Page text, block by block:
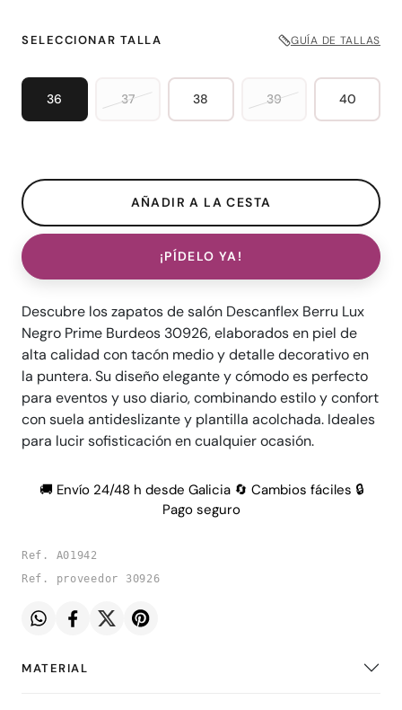
SELECCIONAR TALLA GUÍA DE TALLAS
36 37 38 39 40
¡PÍDELO YA!
Descubre los zapatos de salón Descanflex Berru Lux
Negro Prime Burdeos 30926, elaborados en piel de
alta calidad con tacón medio y detalle decorativo en
la puntera. Su diseño elegante y cómodo es perfecto
para eventos y uso diario, combinando estilo y confort
con suela antideslizante y plantilla acolchada. Ideales
para lucir sofisticación en cualquier ocasión.
🚚 Envío 24/48 h desde Galicia 🔄 Cambios fáciles 🔒
Pago seguro
Ref. A01942
Ref. proveedor 30926
MATERIAL